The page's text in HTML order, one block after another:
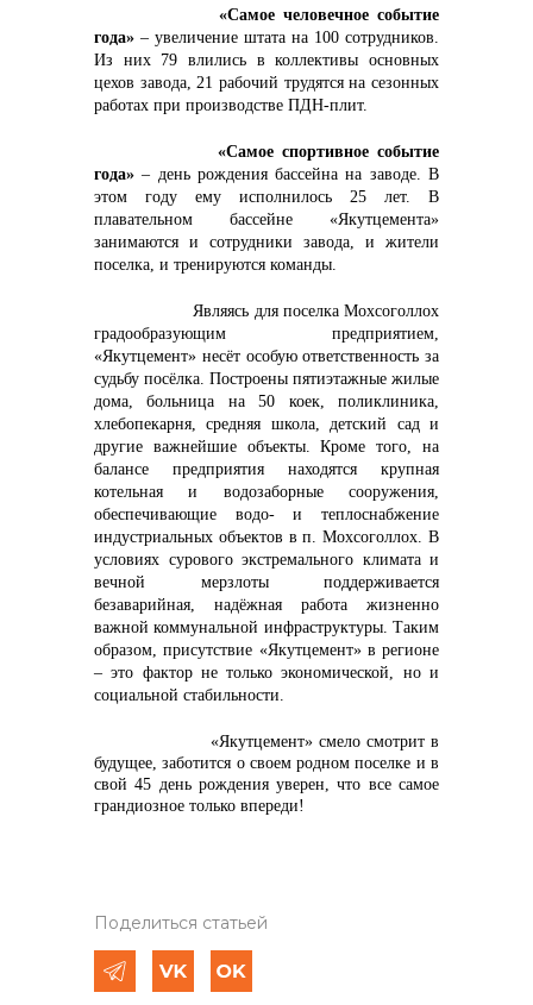
«Самое человечное событие
года» – увеличение штата на 100 сотрудников.
Из них 79 влились в коллективы основных
цехов завода, 21 рабочий трудятся на сезонных
работах при производстве ПДН-плит.
«Самое спортивное событие
года» – день рождения бассейна на заводе. В
этом году ему исполнилось 25 лет. В
плавательном бассейне «Якутцемента»
занимаются и сотрудники завода, и жители
поселка, и тренируются команды.
Являясь для поселка Мохсоголлох
градообразующим предприятием,
«Якутцемент» несёт особую ответственность за
судьбу посёлка. Построены пятиэтажные жилые
дома, больница на 50 коек, поликлиника,
хлебопекарня, средняя школа, детский сад и
другие важнейшие объекты. Кроме того, на
балансе предприятия находятся крупная
котельная и водозаборные сооружения,
обеспечивающие водо- и теплоснабжение
индустриальных объектов в п. Мохсоголлох. В
условиях сурового экстремального климата и
вечной мерзлоты поддерживается
безаварийная, надёжная работа жизненно
важной коммунальной инфраструктуры. Таким
образом, присутствие «Якутцемент» в регионе
– это фактор не только экономической, но и
социальной стабильности.
«Якутцемент» смело смотрит в
будущее, заботится о своем родном поселке и в
свой 45 день рождения уверен, что все самое
грандиозное только впереди!
Поделиться статьей